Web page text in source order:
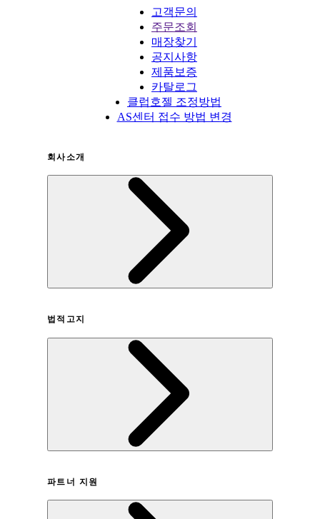
고객문의
주문조회
매장찾기
공지사항
제품보증
카탈로그
클럽호젤 조정방법
AS센터 접수 방법 변경
회사소개
법적고지
개인정보취급방침
파트너 지원